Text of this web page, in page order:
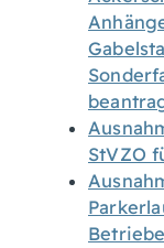
StVZO